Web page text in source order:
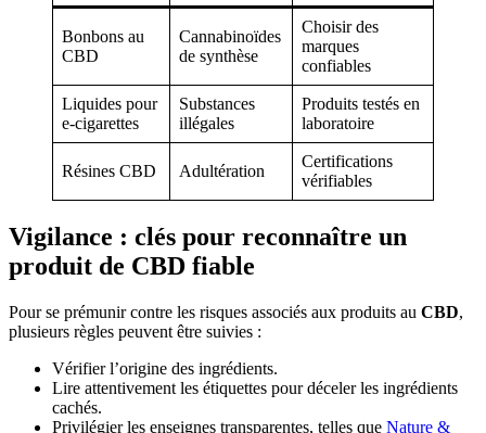
Bonbons au
CBD
Cannabinoïdes
de synthèse
Choisir des
marques
confiables
Liquides pour
e-cigarettes
Substances
illégales
Produits testés en
laboratoire
Résines CBD Adultération
Certifications
vérifiables
Vigilance : clés pour reconnaître un
produit de CBD fiable
Pour se prémunir contre les risques associés aux produits au CBD,
plusieurs règles peuvent être suivies :
Vérifier l’origine des ingrédients.
Lire attentivement les étiquettes pour déceler les ingrédients
cachés.
Privilégier les enseignes transparentes, telles que Nature &